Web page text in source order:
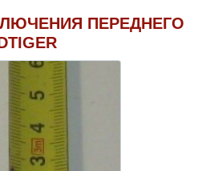
ПЕРЕДНЕГО